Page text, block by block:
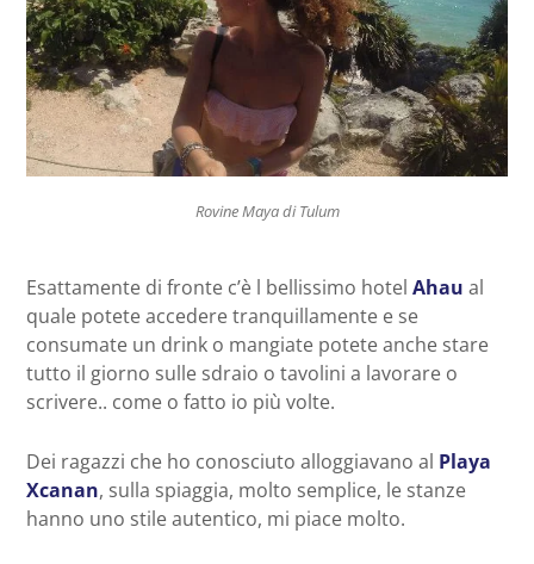
Rovine Maya di Tulum
Esattamente di fronte c’è l bellissimo hotel Ahau al
quale potete accedere tranquillamente e se
consumate un drink o mangiate potete anche stare
tutto il giorno sulle sdraio o tavolini a lavorare o
scrivere.. come o fatto io più volte.
Dei ragazzi che ho conosciuto alloggiavano al Playa
Xcanan, sulla spiaggia, molto semplice, le stanze
hanno uno stile autentico, mi piace molto.